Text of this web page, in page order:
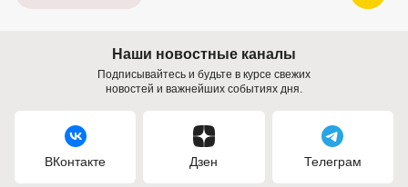
Наши новостные каналы
Подписывайтесь и будьте в курсе свежих
новостей и важнейших событиях дня.
ВКонтакте Дзен Телеграм